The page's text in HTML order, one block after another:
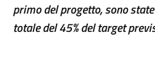
primo del progetto,sono
totale del 45% del target